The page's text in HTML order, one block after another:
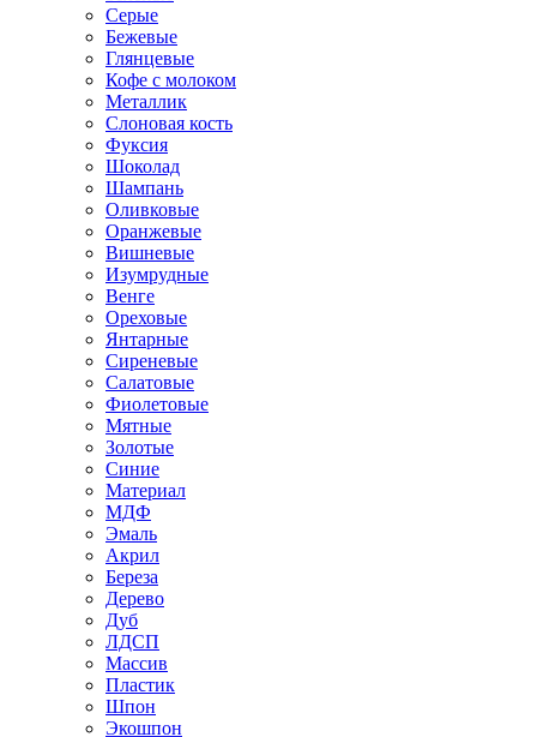
Серые
Бежевые
Глянцевые
Кофе с молоком
Металлик
Слоновая кость
Фуксия
Шоколад
Шампань
Оливковые
Оранжевые
Вишневые
Изумрудные
Венге
Ореховые
Янтарные
Сиреневые
Салатовые
Фиолетовые
Мятные
Золотые
Синие
Материал
МДФ
Эмаль
Акрил
Береза
Дерево
Дуб
ЛДСП
Массив
Пластик
Шпон
Экошпон